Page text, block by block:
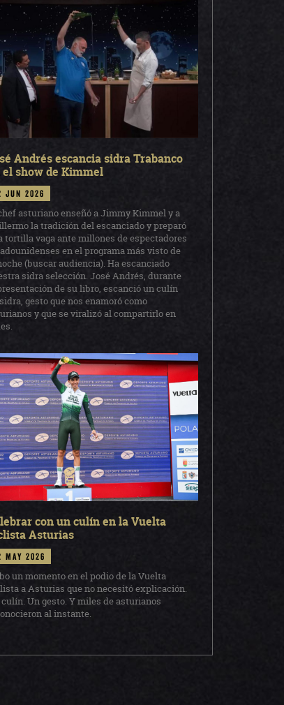
Andrés escancia sidra Trabanco
el show de Kimmel
jun 2026
asturiano enseñó a Jimmy Kimmel y a
la tradición del escanciado y preparó
tortilla vaga ante millones de espectadores
en el programa más visto de
(buscar audiencia). Ha escanciado
sidra selección. José Andrés, durante
de su libro, escanció un culín
gesto que nos enamoró como
y que se viralizó al compartirlo en
con un culín en la Vuelta
Asturias
may 2026
un momento en el podio de la Vuelta
a Asturias que no necesitó explicación.
Un gesto. Y miles de asturianos
al instante.